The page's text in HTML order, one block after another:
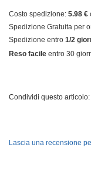
Costo spedizione: 5.98 €
Spedizione Gratuita per
Spedizione entro 1/2
Reso facile entro 30
Condividi questo articolo:
Lascia una recensione